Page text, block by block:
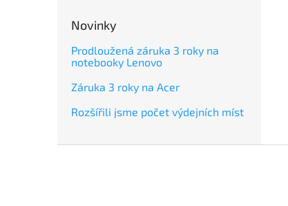
Novinky
Prodloužená záruka 3 roky na
notebooky Lenovo
Záruka 3 roky na Acer
Rozšířili jsme počet výdejních míst